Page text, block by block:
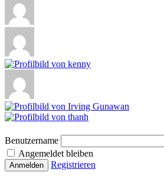
Benutzername
Angemeldet bleiben
Registrieren